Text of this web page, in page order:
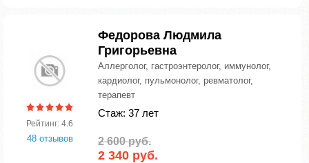
Рейтинг: 4.6
48 отзывов
Федорова Людмила
Григорьевна
Аллерголог, гастроэнтеролог, иммунолог,
кардиолог, пульмонолог, ревматолог,
терапевт
Стаж: 37 лет
2 600 руб.
2 340 руб.